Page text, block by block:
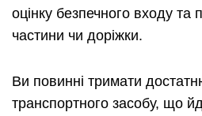
оцінку безпечного входу
частини чи доріжки.
Ви повинні тримати
транспортного засобу, що